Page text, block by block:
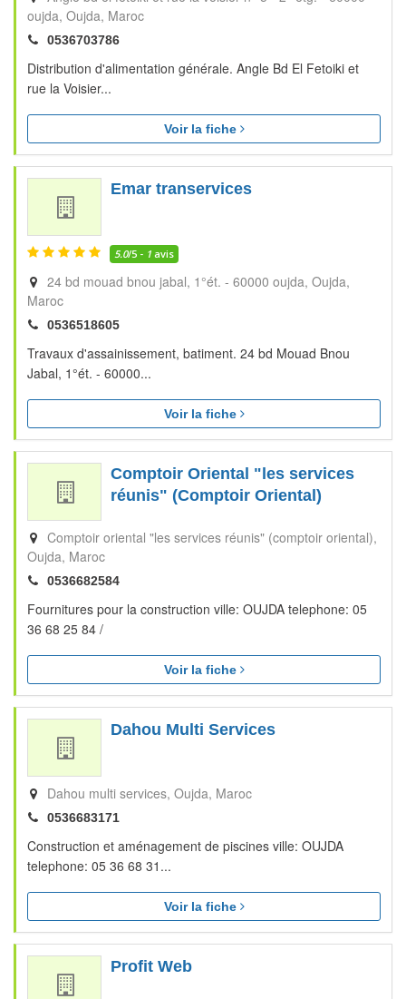
oujda Oujda Maroc
0536703786
Distribution d'alimentation générale. Angle Bd El Fetoiki et
rue la Voisier...
Voir la fiche
Emar transervices
5.0/5 - 1 avis
24 bd mouad bnou jabal, 1°ét. - 60000 oujda Oujda
Maroc
0536518605
Travaux d'assainissement, batiment. 24 bd Mouad Bnou
Jabal, 1°ét. - 60000...
Voir la fiche
Comptoir Oriental "les services
réunis" (Comptoir Oriental)
Comptoir oriental "les services réunis" (comptoir oriental)
Oujda Maroc
0536682584
Fournitures pour la construction ville: OUJDA telephone: 05
36 68 25 84 /
Voir la fiche
Dahou Multi Services
Dahou multi services Oujda Maroc
0536683171
Construction et aménagement de piscines ville: OUJDA
telephone: 05 36 68 31...
Voir la fiche
Profit Web